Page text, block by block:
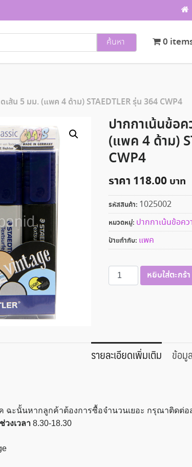
ค้นหา 0
เส้น 5 มม. (แพค 4 ด้าม) STAEDTLER รุ่น 364 CWP4
ปากกาเน้นข้อ
(แพค 4 ด้าม)
CWP4
ราคา 118.00
รหัสสินค้า: 1025002
หมวดหมู่: ปากกาเน้นข้อคว
ป้ายกำกับ: แพค
จำนวน
ปากกา
5
มม.
STAEDTLER
หยิบใส่ตะกร้า
รายละเอียดเพิ่มเติม ข้อมู
ค ฉะนั้นหากลูกค้าต้องการซื้อจำนวนเยอะ กรุณาติดต่อ
วงเวลา8.30-18.30